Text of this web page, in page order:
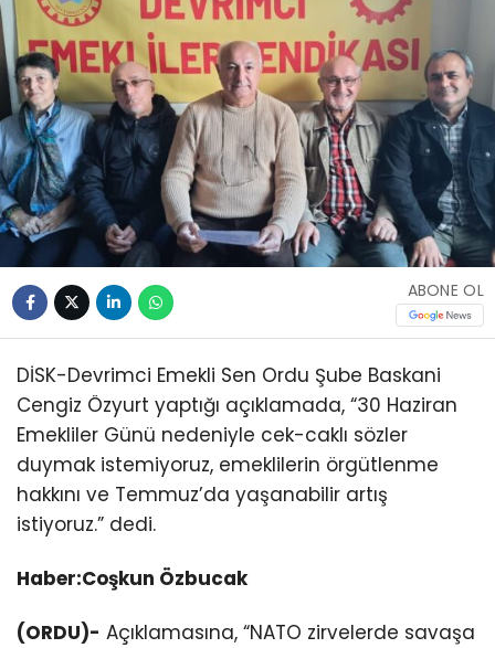
ABONE OL
DİSK-Devrimci Emekli Sen Ordu Şube Baskani
Cengiz Özyurt yaptığı açıklamada, “30 Haziran
Emekliler Günü nedeniyle cek-caklı sözler
duymak istemiyoruz, emeklilerin örgütlenme
hakkını ve Temmuz’da yaşanabilir artış
istiyoruz.” dedi.
Haber:Coşkun Özbucak
(ORDU)- Açıklamasına, “NATO zirvelerde savaşa